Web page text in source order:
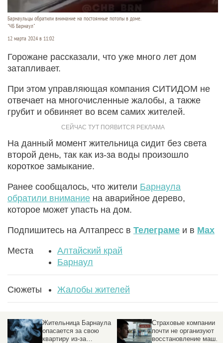
Барнаульцы обратили внимание на постоянные потопы в доме.
"ЧБ Барнаул"
12 марта 2024 в 11:02
Горожане рассказали, что уже много лет дом
затапливает.
При этом управляющая компания СИТИДОМ не
отвечает на многочисленные жалобы, а также
грубит и обвиняет во всем самих жителей.
На данный момент жительница сидит без света
второй день, так как из-за воды произошло
короткое замыкание.
Ранее сообщалось, что жители Барнаула
обратили внимание на аварийное дерево,
которое может упасть на дом.
Подпишитесь на Алтапресс в Телеграме и в Max
Места
Алтайский край
Барнаул
Сюжеты Жалобы жителей
Жительница Барнаула
опасается за свою
квартиру из-за
Страховые компании
почти не организуют
восстановление машин